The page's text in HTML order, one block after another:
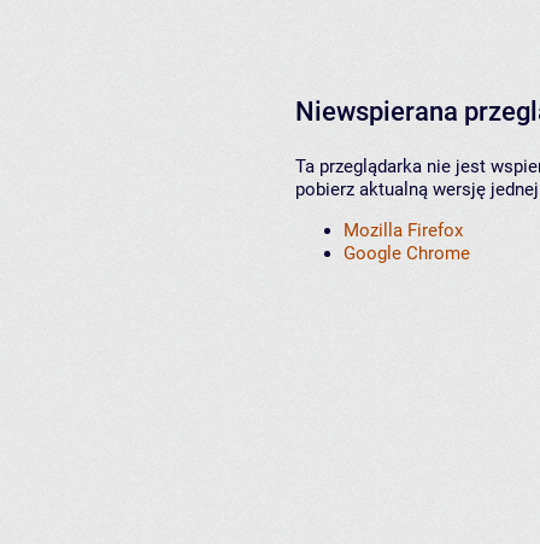
Niewspierana
Ta przeglądarka nie jest
pobierz aktualną wersję
Mozilla Firefox
Google Chrome